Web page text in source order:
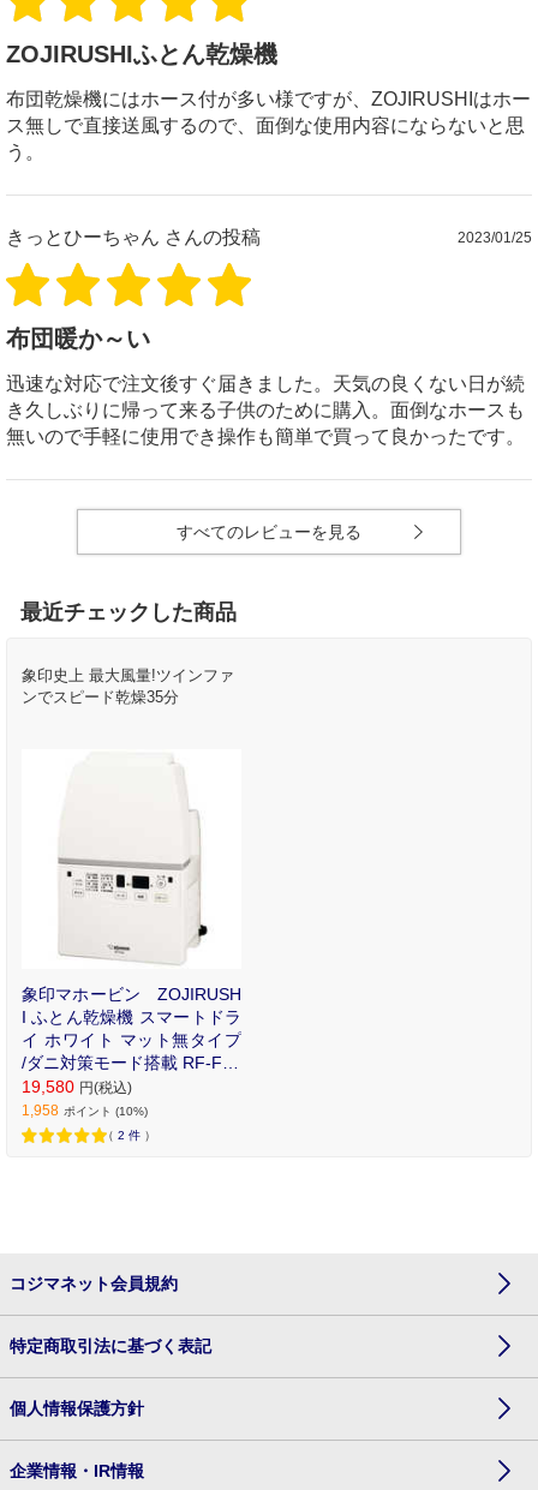
ZOJIRUSHIふとん乾燥機
布団乾燥機にはホース付が多い様ですが、ZOJIRUSHIはホー
ス無しで直接送風するので、面倒な使用内容にならないと思
う。
きっとひーちゃん さんの投稿 2023/01/25
布団暖か～い
迅速な対応で注文後すぐ届きました。天気の良くない日が続
き久しぶりに帰って来る子供のために購入。面倒なホースも
無いので手軽に使用でき操作も簡単で買って良かったです。
すべてのレビューを見る
最近チェックした商品
象印史上 最大風量!ツインファ
ンでスピード乾燥35分
象印マホービン ZOJIRUSH
I ふとん乾燥機 スマートドラ
イ ホワイト マット無タイプ
/ダニ対策モード搭載 RF-FA2
0-WA
19,580 円(税込)
1,958 ポイント (10%)
（ 2 件 ）
コジマネット会員規約
特定商取引法に基づく表記
個人情報保護方針
企業情報・IR情報